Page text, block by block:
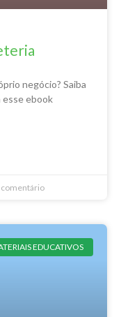
negócio? Saiba
esse ebook
EDUCATIVOS